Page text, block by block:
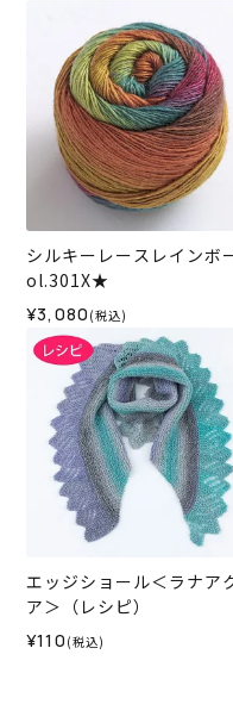
シルキーレースレインボ
ol.301X★
¥3,080 (税込)
エッジショール＜ラナア
ア＞（レシピ）
¥110 (税込)